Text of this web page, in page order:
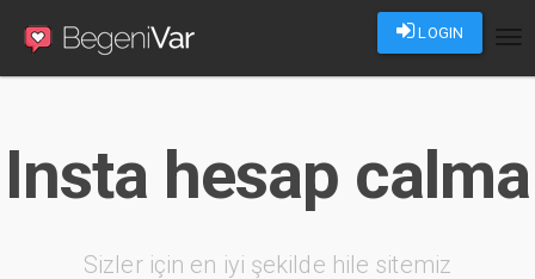
LOGIN
Insta hesap calma
Sizler için en iyi şekilde hile sitemiz